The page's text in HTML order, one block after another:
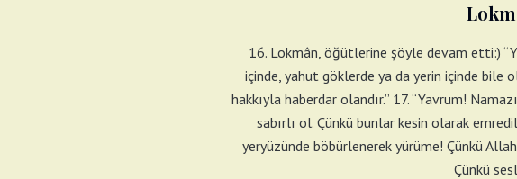
16. Lokmân, öğütlerine şöyle devam etti:)
içinde, yahut göklerde ya da yerin içinde bile
hakkıyla haberdar olandır.” 17. “Yavrum!
sabırlı ol. Çünkü bunlar kesin olarak
yeryüzünde böbürlenerek yürüme! Çünkü
Çünkü